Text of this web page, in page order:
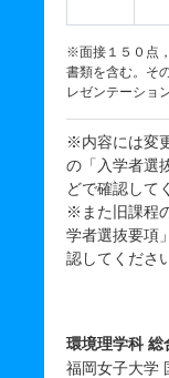
※面接１５０点
書類を含む。そ
レゼンテーショ
※内容には変
の「入学者選
どで確認して
※また旧課程
学者選抜要項
認してくださ
環境理学科 総
福岡女子大学